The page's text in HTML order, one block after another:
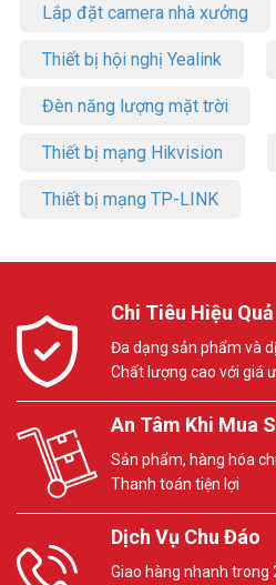
Lắp đặt camera nhà xưởng
Thiết bị hội nghị Yealink
Đèn năng lượng mặt trời
Thiết bị mạng Hikvision
Thiết bị mạng TP-LINK
Chi Tiêu Hiệu Quả
Đa dạng sản phẩm và
Chất lượng cao với giá
An Tâm Khi Mua
Sản phẩm, hàng hóa
Thanh toán tiện lợi
Dịch Vụ Chu Đáo
Giao hàng nhanh trong